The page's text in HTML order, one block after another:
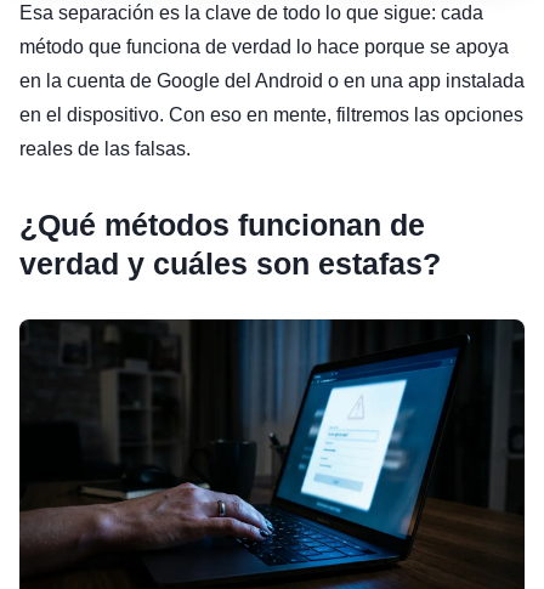
Esa separación es la clave de todo lo que sigue: cada
método que funciona de verdad lo hace porque se apoya
en la cuenta de Google del Android o en una app instalada
en el dispositivo. Con eso en mente, filtremos las opciones
reales de las falsas.
¿Qué métodos funcionan de
verdad y cuáles son estafas?